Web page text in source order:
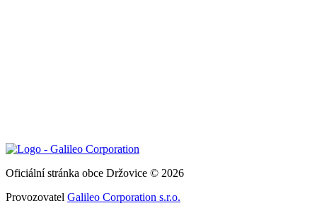
Oficiální stránka obce Držovice © 2026
Provozovatel Galileo Corporation s.r.o.